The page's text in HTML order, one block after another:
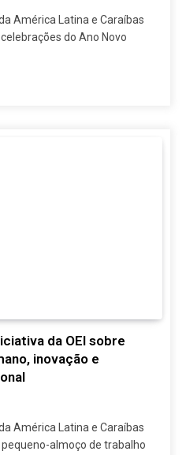
América Latina e Caraíbas
do Ano Novo
da OEI sobre
inovação e
América Latina e Caraíbas
almoço de trabalho